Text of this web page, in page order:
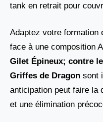
tank en retrait pour
Adaptez votre formation
face à une composition
Gilet Épineux; contre
Griffes de Dragon sont
anticipation peut faire la
et une élimination